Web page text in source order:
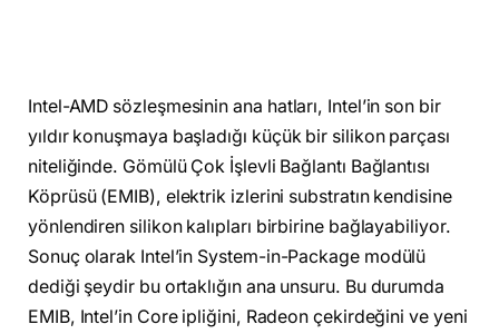
Intel-AMD sözleşmesinin ana hatları, Intel’in son bir
yıldır konuşmaya başladığı küçük bir silikon parçası
niteliğinde. Gömülü Çok İşlevli Bağlantı Bağlantısı
Köprüsü (EMIB), elektrik izlerini substratın kendisine
yönlendiren silikon kalıpları birbirine bağlayabiliyor.
Sonuç olarak Intel’in System-in-Package modülü
dediği şeydir bu ortaklığın ana unsuru. Bu durumda
EMIB, Intel’in Core ipliğini, Radeon çekirdeğini ve yeni